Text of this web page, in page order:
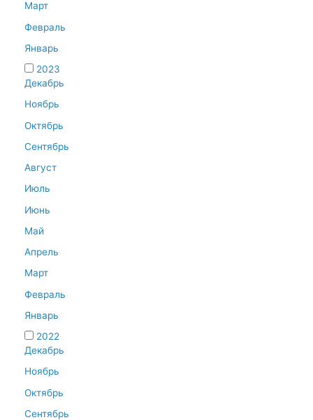
Март
Февраль
Январь
2023
Декабрь
Ноябрь
Октябрь
Сентябрь
Август
Июль
Июнь
Май
Апрель
Март
Февраль
Январь
2022
Декабрь
Ноябрь
Октябрь
Сентябрь